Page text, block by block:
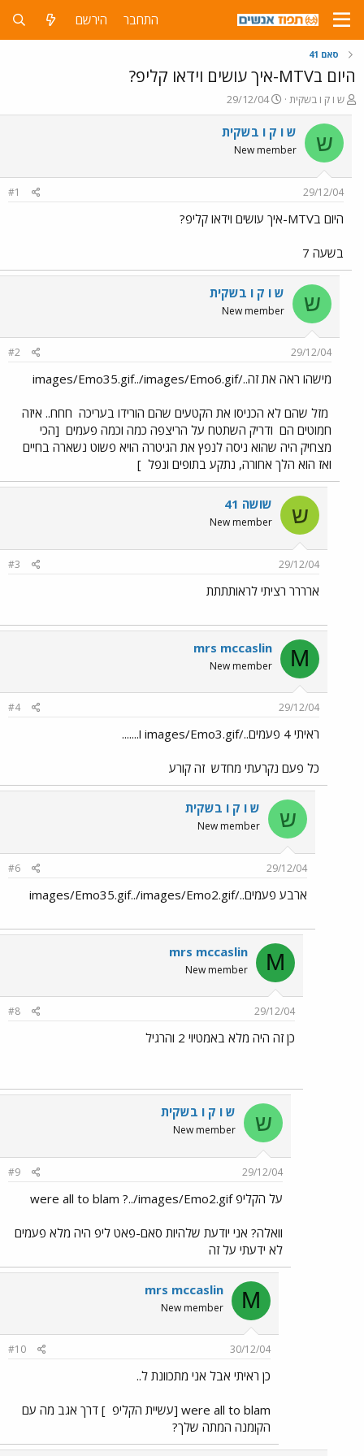
התחבר הירשם
סאם 41
היום בMTV-איך עושים וידאו קליפ?
פ
ו
ת
ח
ה
ש
א
ש ו ק ו בשקית
פ
ו
ר
ם
ר
29/12/04
ש ש ו ק ו בשקית
New member
29/12/04
#1
היום בMTV-איך עושים וידאו קליפ?
בשעה 7
ש ש ו ק ו בשקית
New member
29/12/04
#2
מישהו ראה את זה../images/Emo35.gif../images/Emo6.gif
מזל שהם לא הכניסו את הקטעים שהם הורידו בעריכה חחח.. איזה
חמוטים הם ודריק השתטח על הריצפה כמה וכמה פעמים [הכי
מצחיק היה שהוא ניסה לנפץ את הגיטרה הויא פשוט נשארה בחיים
ואז הוא הלך אחורה, נתקע בתופים ונפל ]
ש שושה 41
New member
29/12/04
#3
ארררר רציתי לראותתתת
M
mrs mccaslin
New member
29/12/04
#4
ראיתי 4 פעמים../images/Emo3.gif ו.......
כל פעם נקרעתי מחדש זה קורע
ש ש ו ק ו בשקית
New member
29/12/04
#6
ארבע פעמים../images/Emo35.gif../images/Emo2.gif
M
mrs mccaslin
New member
29/12/04
#8
כן זה היה מלא באמטיוי 2 והרגיל
ש ש ו ק ו בשקית
New member
29/12/04
#9
על הקליפ were all to blam ?../images/Emo2.gif
וואלה? אני יודעת שלהיות סאם-פאט ליפ היה מלא פעמים
לא ידעתי על זה
M
mrs mccaslin
New member
30/12/04
#10
כן ראיתי אבל אני מתכוונת ל..
were all to blam [עשיית הקליפ
] דרך אגב מה עם
הקומנה המתה שלך?